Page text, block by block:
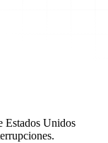
Estados Unidos